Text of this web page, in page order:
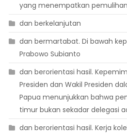
yang menempatkan
dan berkelanjutan
dan bermartabat. Di bawah
Prabowo Subianto
dan berorientasi hasil.
Presiden dan Wakil Presiden
Papua menunjukkan bahwa
timur bukan sekadar delegasi
dan berorientasi hasil. Kerja